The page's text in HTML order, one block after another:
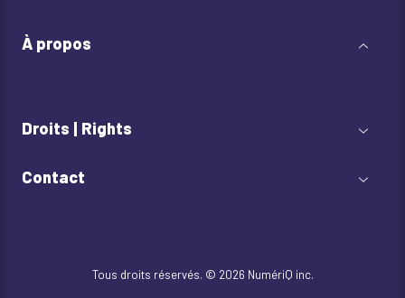
À propos
Droits | Rights
Contact
Tous droits réservés. © 2026 NumériQ inc.